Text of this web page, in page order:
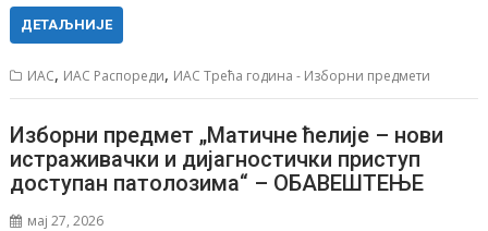
ДЕТАЉНИЈЕ
ИАС, ИАС Распореди, ИАС Трећа година - Изборни предмети
Изборни предмет „Матичне ћелије – нови
истраживачки и дијагностички приступ
доступан патолозима“ – ОБАВЕШТЕЊЕ
мај 27, 2026